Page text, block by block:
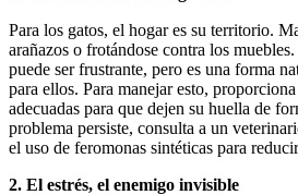
Para los gatos, el hogar es su territorio.
arañazos o frotándose contra los
puede ser frustrante, pero es una forma
para ellos. Para manejar esto,
adecuadas para que dejen su huella de
problema persiste, consulta a un
el uso de feromonas sintéticas para
2. El estrés, el enemigo invisible